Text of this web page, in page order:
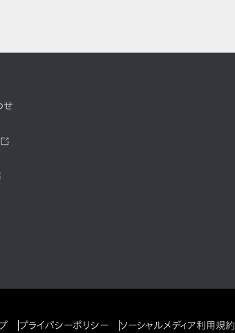
せ
プライバシーポリシー ソーシャルメディア利用規約